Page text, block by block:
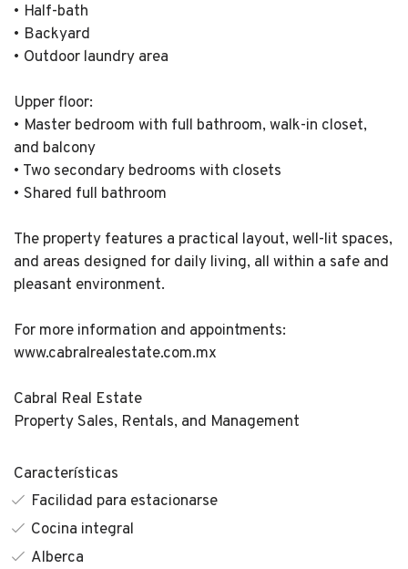
• Half-bath
• Backyard
• Outdoor laundry area
Upper floor:
• Master bedroom with full bathroom, walk-in closet,
and balcony
• Two secondary bedrooms with closets
• Shared full bathroom
The property features a practical layout, well-lit spaces,
and areas designed for daily living, all within a safe and
pleasant environment.
For more information and appointments:
www.cabralrealestate.com.mx
Cabral Real Estate
Property Sales, Rentals, and Management
Características
Facilidad para estacionarse
Cocina integral
Alberca